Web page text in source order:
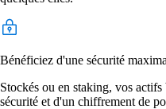
Bénéficiez d'une sécurité
Stockés ou en staking, vos
sécurité et d'un chiffrement de